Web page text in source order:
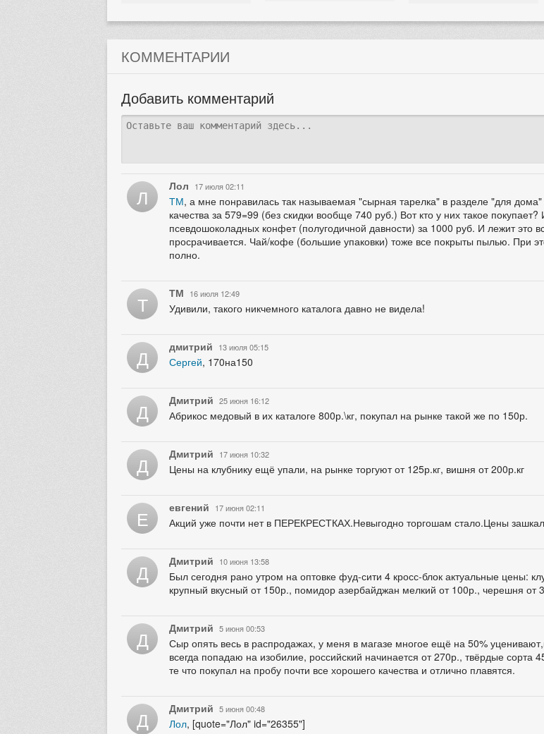
КОММЕНТАРИИ
Добавить комментарий
Л Лол 17 июля 02:11
ТМ, а мне понравилась так называемая "сырная тарелка" в разделе "для
качества за 579=99 (без скидки вообще 740 руб.) Вот кто у них такое покупает?
псевдошоколадных конфет (полугодичной давности) за 1000 руб. И лежит это
просрачивается. Чай/кофе (большие упаковки) тоже все покрыты пылью. При
полно.
Т ТМ 16 июля 12:49
Удивили, такого никчемного каталога давно не видела!
Д дмитрий 13 июля 05:15
Сергей, 170на150
Д Дмитрий 25 июня 16:12
Абрикос медовый в их каталоге 800р.\кг, покупал на рынке такой же по 150р.
Д Дмитрий 17 июня 10:32
Цены на клубнику ещё упали, на рынке торгуют от 125р.кг, вишня от 200р.кг
Е евгений 17 июня 02:11
Акций уже почти нет в ПЕРЕКРЕСТКАХ.Невыгодно торгошам стало.Цены
Д Дмитрий 10 июня 13:58
Был сегодня рано утром на оптовке фуд-сити 4 кросс-блок актуальные цены:
крупный вкусный от 150р., помидор азербайджан мелкий от 100р., черешня от
Д Дмитрий 5 июня 00:53
Сыр опять весь в распродажах, у меня в магазе многое ещё на 50%
всегда попадаю на изобилие, российский начинается от 270р., твёрдые сорта
те что покупал на пробу почти все хорошего качества и отлично плавятся.
Д Дмитрий 5 июня 00:48
Лол, [quote="Лол" id="26355"]